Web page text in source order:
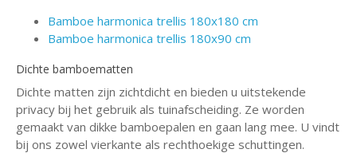
Bamboe harmonica trellis 180x180 cm
Bamboe harmonica trellis 180x90 cm
Dichte bamboematten
Dichte matten zijn zichtdicht en bieden u uitstekende
privacy bij het gebruik als tuinafscheiding. Ze worden
gemaakt van dikke bamboepalen en gaan lang mee. U vindt
bij ons zowel vierkante als rechthoekige schuttingen.